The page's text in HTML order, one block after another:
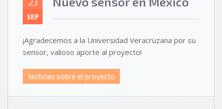
SEP
¡Agradecemos a la Universidad Veracruzana por su
sensor, valioso aporte al proyecto!
Noticias sobre el proyecto